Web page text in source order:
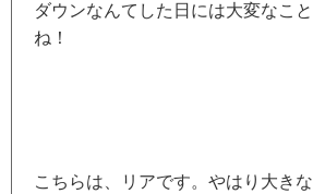
ダウンなんてした日には大変なこ
ね！
こちらは、リアです。やはり大き